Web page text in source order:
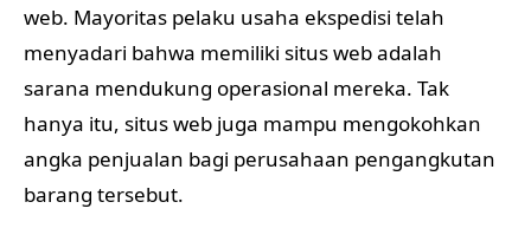
web. Mayoritas pelaku usaha ekspedisi telah
menyadari bahwa memiliki situs web adalah
sarana mendukung operasional mereka. Tak
hanya itu, situs web juga mampu mengokohkan
angka penjualan bagi perusahaan pengangkutan
barang tersebut.